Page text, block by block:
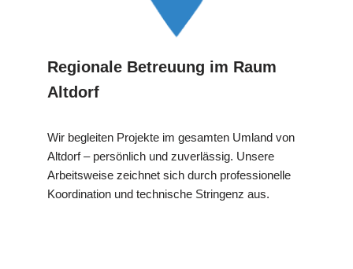
Regionale Betreuung im Raum
Altdorf
Wir begleiten Projekte im gesamten Umland von
Altdorf – persönlich und zuverlässig. Unsere
Arbeitsweise zeichnet sich durch professionelle
Koordination und technische Stringenz aus.